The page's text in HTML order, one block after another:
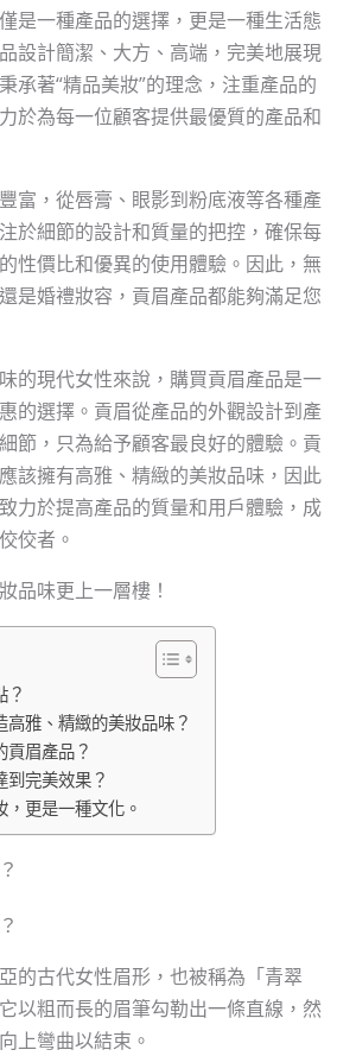
是一種產品的選擇，更是一種生活態
設計簡潔、大方、高端，完美地展現
承著“精品美妝”的理念，注重產品的
於為每一位顧客提供最優質的產品和
富，從唇膏、眼影到粉底液等各種產
於細節的設計和質量的把控，確保每
性價比和優異的使用體驗。因此，無
是婚禮妝容，貢眉產品都能夠滿足您
的現代女性來說，購買貢眉產品是一
的選擇。貢眉從產品的外觀設計到產
節，只為給予顧客最良好的體驗。貢
該擁有高雅、精緻的美妝品味，因此
力於提高產品的質量和用戶體驗，成
佼者。
品味更上一層樓！
？
雅、精緻的美妝品味？
貢眉產品？
到完美效果？
更是一種文化。
的古代女性眉形，也被稱為「青翠
以粗而長的眉筆勾勒出一條直線，然
上彎曲以結束。